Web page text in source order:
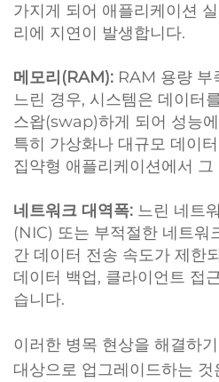
가지게 되어 애플리케이션
리에 지연이 발생합니다.
메모리(RAM): RAM 용량 부
느린 경우, 시스템은 데이터
스왑(swap)하게 되어 성능
특히 가상화나 대규모 데이
집약형 애플리케이션에서
네트워크 대역폭: 느린 네트
(NIC) 또는 부적절한 네트워
간 데이터 전송 속도가 제한
데이터 백업, 클라이언트 접
습니다.
이러한 병목 현상을 해결하
대상으로 업그레이드하는